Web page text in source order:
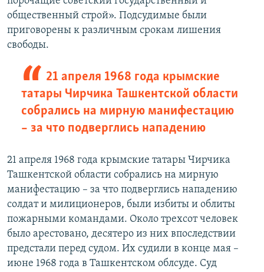
общественный строй». Подсудимые были
приговорены к различным срокам лишения
свободы.
21 апреля 1968 года крымские
татары Чирчика Ташкентской области
собрались на мирную манифестацию
– за что подверглись нападению
21 апреля 1968 года крымские татары Чирчика
Ташкентской области собрались на мирную
манифестацию – за что подверглись нападению
солдат и милиционеров, были избиты и облиты
пожарными командами. Около трехсот человек
было арестовано, десятеро из них впоследствии
предстали перед судом. Их судили в конце мая –
июне 1968 года в Ташкентском облсуде. Суд